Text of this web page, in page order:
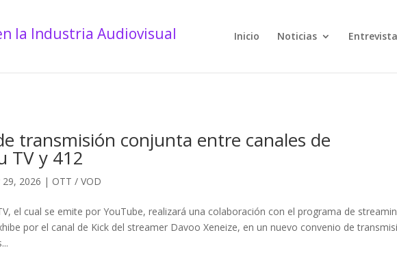
Inicio Noticias
transmisión conjunta entre canales de
TV y 412
29, 2026 | OTT / VOD
el cual se emite por YouTube, realizará una colaboración con el programa de
por el canal de Kick del streamer Davoo Xeneize, en un nuevo convenio de